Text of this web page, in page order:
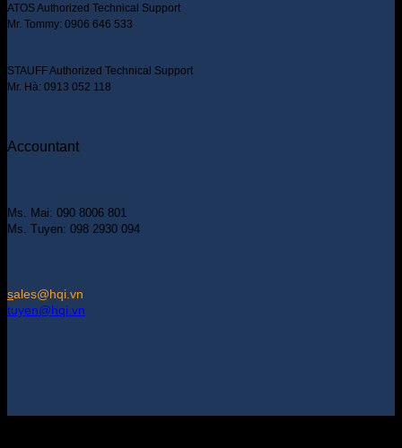
ATOS Authorized Technical Support
Mr. Tommy: 0906 646 533
STAUFF Authorized Technical Support
Mr. Hà: 0913 052 118
Accountant
Ms. Mai: 090 8006 801
Ms. Tuyen: 098 2930 094
sales@hqi.vn
tuyen@hqi.vn